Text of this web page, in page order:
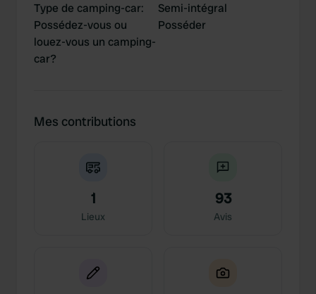
Type de camping-car:
Semi-intégral
Possédez-vous ou
louez-vous un camping-
car?
Posséder
Mes contributions
1
Lieux
93
Avis